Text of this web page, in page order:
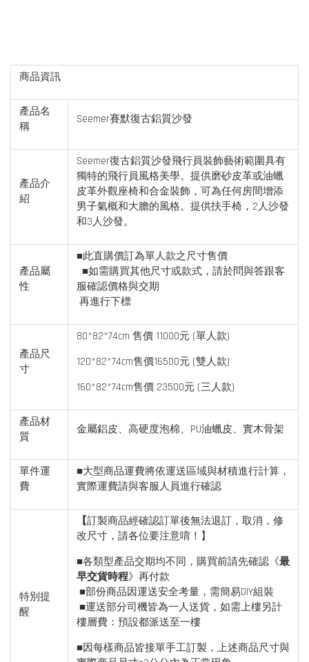
商品資訊
產品名
稱
Seemer賽默復古鋁質沙發
產品介
紹
Seemer復古鋁質沙發飛行員裝飾藝術範圍具有
獨特的飛行員風格美學。提供磨砂皮革或油蠟
皮革外觀座椅和合金裝飾，可為任何房間增添
男子氣概和大膽的風格。提供扶手椅，2人沙發
和3人沙發。
產品屬
性
■此直購價訂為單人款之尺寸售價
■如需購買其他尺寸或款式，請於問與答跟客
服確認價格與交期
再進行下標
產品尺
寸
80*82*74cm 售價 11000元 (單人款)
120*82*74cm售價16500元 (雙人款)
160*82*74cm售價 23500元 (三人款)
產品材
質
金屬鋁皮、高硬度泡棉、PU油蠟皮、實木骨架
單件運
費
■大型商品運費將依運送區域與材積進行計算，
實際運費請與客服人員進行確認
特別提
醒
【訂製商品經確認訂單後無法退訂，取消，修
改尺寸，請各位要注意唷！】
■各類型產品交期均不同，購買前請先確認《最
早交貨時程》再付款
■部份商品因運送安全考量，需簡易DIY組裝
■運送部分司機皆為一人送貨，如需上樓另計
樓層費：預設都派送至一樓
■因每樣商品皆接單手工訂製，上述商品尺寸與